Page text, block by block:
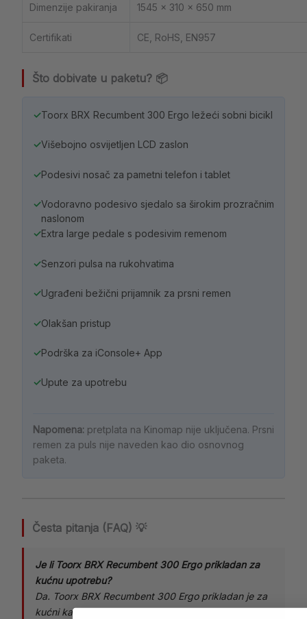
Dimenzije pakiranja 1545 × 310 × 650 mm
Certifikati CE, RoHS, EN957
Što dobivate u paketu? 📦
✓Toorx BRX Recumbent 300 Ergo ležeći sobni bicikl
✓Višebojno osvijetljen LCD zaslon
✓Podesivi nosač za pametni telefon i tablet
✓Vodoravno podesivo sjedalo sa širokim prozračnim
naslonom
✓Extra large pedale s podesivim remenom
✓Senzori pulsa na rukohvatima
✓Ugrađeni bežični prijamnik za prsni remen
✓Olakšan pristup
✓Podrška za iConsole+ App
✓Upute za upotrebu
Napomena: pretplata na Kinomap nije uključena. Prsni
remen za puls nije naveden kao dio osnovnog
paketa.
Česta pitanja (FAQ) 💡
Je li Toorx BRX Recumbent 300 Ergo prikladan za
kućnu upotrebu?
Da. Toorx BRX Recumbent 300 Ergo prikladan je za
kućni kardio trening jer omogućuje udoban položaj,